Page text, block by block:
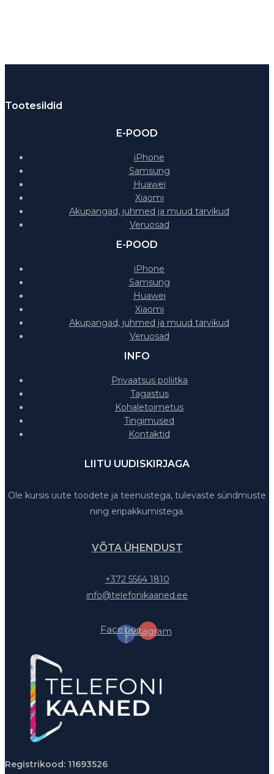
Tootesildid
E-POOD
iPhone
Samsung
Huawei
Xiaomi
Akupangad, juhmed ja muud tarvikud
Veruosad
E-POOD
iPhone
Samsung
Huawei
Xiaomi
Akupangad, juhmed ja muud tarvikud
Veruosad
INFO
Privaatsus poliitka
Tagastus
Kohaletoimetus
Tingimused
Kontaktid
LIITU UUDISKIRJAGA
Ole kursis uute toodete ja teenustega, tulevaste sündmuste
ning eripakkumistega.
VÕTA ÜHENDUST
+372 5564 1810
info@telefonikaaned.ee
Facebook-
f
Instagram
Registrikood: 11693526